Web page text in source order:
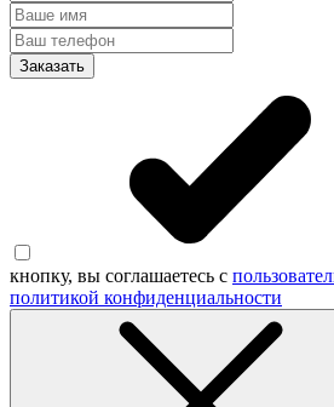
Заказать
кнопку, вы соглашаетесь с
политикой конфиденциальности